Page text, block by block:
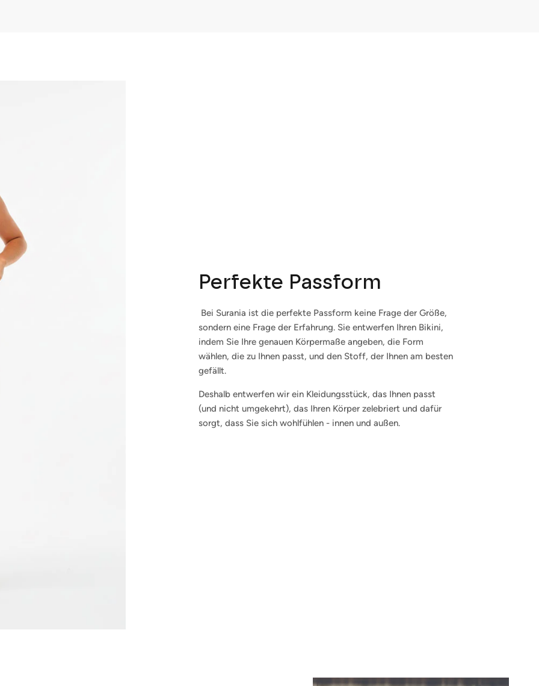
Perfekte Passform
Bei Surania ist die perfekte Passform keine Frage der Größe,
sondern eine Frage der Erfahrung. Sie entwerfen Ihren Bikini,
indem Sie Ihre genauen Körpermaße angeben, die Form
wählen, die zu Ihnen passt, und den Stoff, der Ihnen am besten
gefällt.
Deshalb entwerfen wir ein Kleidungsstück, das Ihnen passt
(und nicht umgekehrt), das Ihren Körper zelebriert und dafür
sorgt, dass Sie sich wohlfühlen - innen und außen.
Schließen Sie
Anmelden und sparen
Sie Ihre Kunden mit Rabatten oder exklusiven Angeboten auf